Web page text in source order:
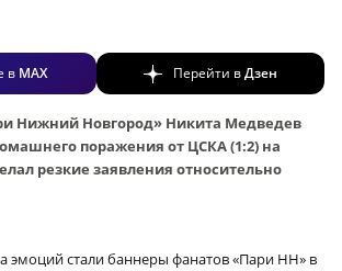
в MAX Перейти вДзен
Нижний Новгород» Никита Медведев
поражения от ЦСКА (1:2) на
резкие заявления относительно
эмоций стали баннеры фанатов «Пари НН» в